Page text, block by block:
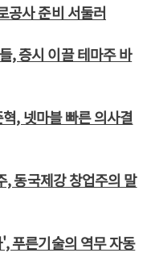
공사 준비 서둘러
, 증시 이끌 테마주 바
, 넷마블 빠른 의사결
동국제강 창업주의 말
푸른기술의 역무 자동